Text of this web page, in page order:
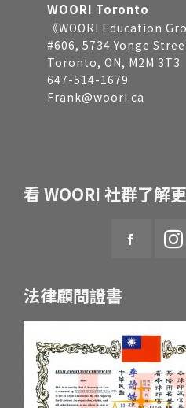
WOORI Toronto
《WOORI Education
#606, 5734 Yonge
Toronto, ON, M2M 3T3
647-514-1679
Frank@woori.ca
看 WOORI 社群了解
法律顧問證書